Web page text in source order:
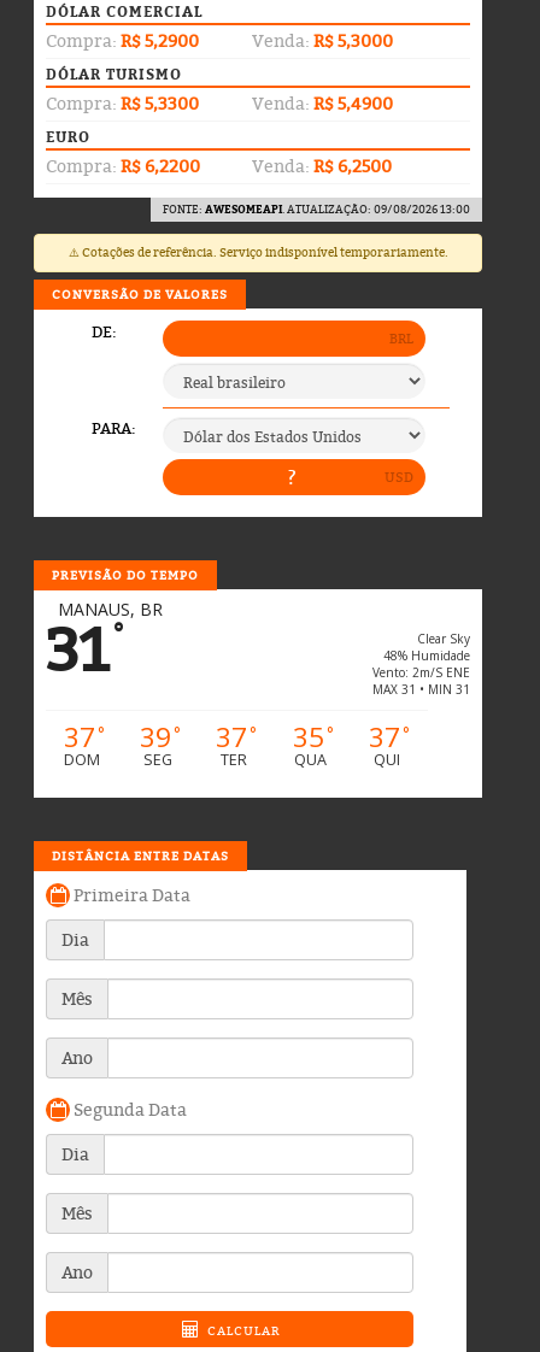
DÓLAR COMERCIAL
Compra: R$ 5,2900 Venda: R$ 5,3000
DÓLAR TURISMO
Compra: R$ 5,3300 Venda: R$ 5,4900
EURO
Compra: R$ 6,2200 Venda: R$ 6,2500
FONTE: AWESOMEAPI. ATUALIZAÇÃO: 09/08/2026 13:00
⚠️ Cotações de referência. Serviço indisponível temporariamente.
CONVERSÃO DE VALORES
PREVISÃO DO TEMPO
MANAUS, BR
31°
Clear Sky
48% Humidade
Vento: 2m/s ENE
MAX 31 • MIN 31
37°
DOM
39°
SEG
37°
TER
35°
QUA
37°
QUI
DISTÂNCIA ENTRE DATAS